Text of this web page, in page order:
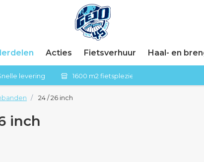
Acties Fietsverhuur Haal- en
levering 1600 m2 fietsplezier in Tiel
24 / 26 inch
inch